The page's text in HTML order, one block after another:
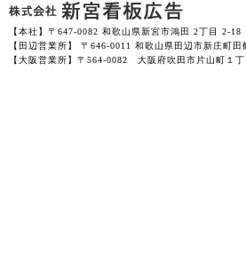
【本社】〒647-0082 和歌山県新宮市鴻田 2丁目
【田辺営業所】 〒646-0011 和歌山県田辺市新庄
【大阪営業所】〒564-0082 大阪府吹田市片山町